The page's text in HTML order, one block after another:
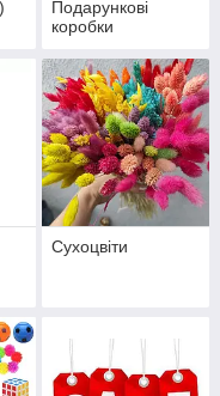
Подарункові
коробки
Сухоцвіти